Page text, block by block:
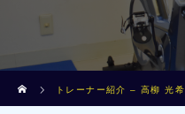
トレーナー紹介 – 高柳 光希